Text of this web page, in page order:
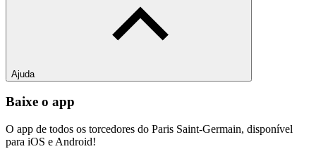
Ajuda
Baixe o app
O app de todos os torcedores do Paris Saint-Germain, disponível
para iOS e Android!